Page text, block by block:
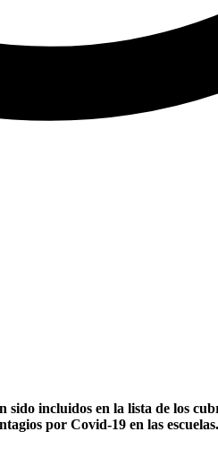
incluidos en la lista de los
por Covid-19 en las escuelas.